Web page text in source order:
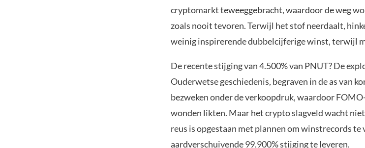
cryptomarkt teweeggebracht, waardoor de weg
zoals nooit tevoren. Terwijl het stof neerdaalt,
weinig inspirerende dubbelcijferige winst, terwijl
De recente stijging van 4.500% van PNUT? De
Ouderwetse geschiedenis, begraven in de as van
bezweken onder de verkoopdruk, waardoor
wonden likten. Maar het crypto slagveld wacht
reus is opgestaan met plannen om winstrecords te
aardverschuivende 99.900% stijging te leveren.